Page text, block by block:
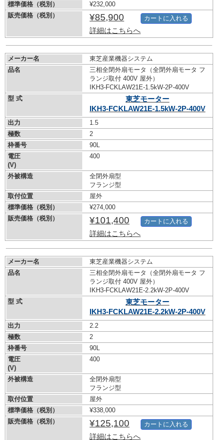
標準価格（税別）
¥232,000
販売価格（税別）
¥85,900
詳細はこちらへ
カートに入れる
メーカー名
東芝産業機器システム
品名
三相全閉外扇モータ（全閉外扇モータ フ
ランジ取付 400V 屋外）
IKH3-FCKLAW21E-1.5kW-2P-400V
型 式
東芝モーター
IKH3-FCKLAW21E-1.5kW-2P-400V
出力
1.5
極数
2
枠番号
90L
電圧
(V)
400
外被構造
全閉外扇型
フランジ型
取付位置
屋外
標準価格（税別）
¥274,000
販売価格（税別）
¥101,400
詳細はこちらへ
カートに入れる
メーカー名
東芝産業機器システム
品名
三相全閉外扇モータ（全閉外扇モータ フ
ランジ取付 400V 屋外）
IKH3-FCKLAW21E-2.2kW-2P-400V
型 式
東芝モーター
IKH3-FCKLAW21E-2.2kW-2P-400V
出力
2.2
極数
2
枠番号
90L
電圧
(V)
400
外被構造
全閉外扇型
フランジ型
取付位置
屋外
標準価格（税別）
¥338,000
販売価格（税別）
¥125,100
詳細はこちらへ
カートに入れる